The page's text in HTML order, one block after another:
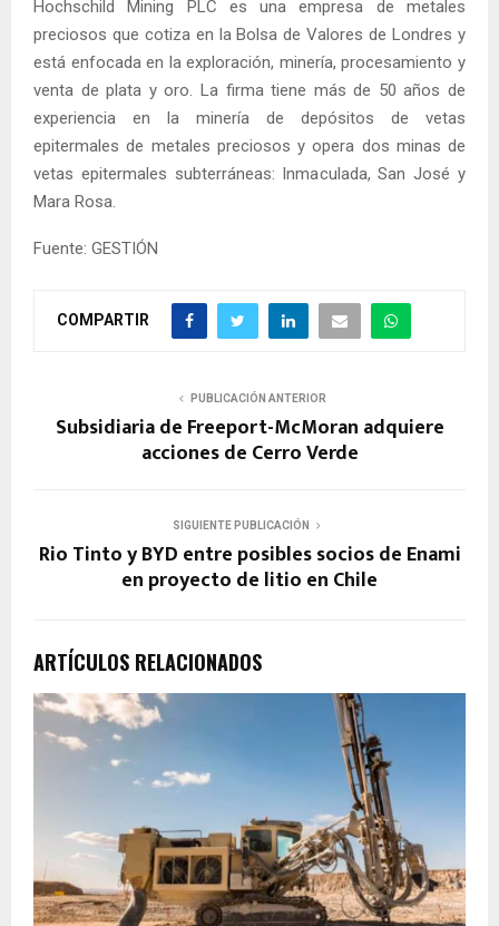
Hochschild Mining PLC es una empresa de metales
preciosos que cotiza en la Bolsa de Valores de Londres y
está enfocada en la exploración, minería, procesamiento y
venta de plata y oro. La firma tiene más de 50 años de
experiencia en la minería de depósitos de vetas
epitermales de metales preciosos y opera dos minas de
vetas epitermales subterráneas: Inmaculada, San José y
Mara Rosa.
Fuente: GESTIÓN
COMPARTIR
PUBLICACIÓN ANTERIOR
Subsidiaria de Freeport-McMoran adquiere
acciones de Cerro Verde
SIGUIENTE PUBLICACIÓN
Rio Tinto y BYD entre posibles socios de Enami
en proyecto de litio en Chile
ARTÍCULOS RELACIONADOS